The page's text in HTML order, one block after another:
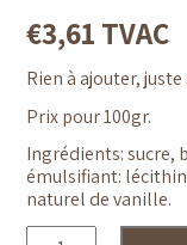
€3,61 TVAC
Rien à ajouter,
Prix pour 100gr.
Ingrédients: sucre,
émulsifiant:
naturel de vanille.
quantité